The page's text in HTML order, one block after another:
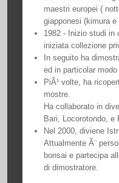
maestri europei (
giapponesi (kimura e
1982 - Inizio studi in
iniziata collezione
In seguito ha
ed in particolar modo
PiÃ¹ volte, ha
mostre.
Ha collaborato in
Bari, Locorotondo, e
Nel 2000, diviene
Attualmente Ã¨
bonsai e partecipa
di dimostratore.